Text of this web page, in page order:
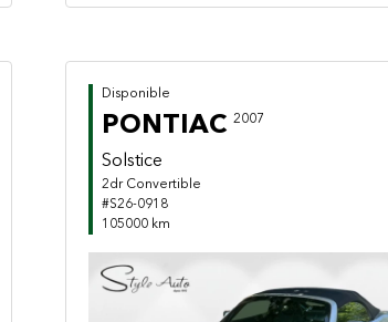
Disponible
PONTIAC 2007
Solstice
2dr Convertible
#S26-0918
105000 km